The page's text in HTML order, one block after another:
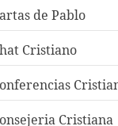
de Pablo
Cristiano
Cristiana